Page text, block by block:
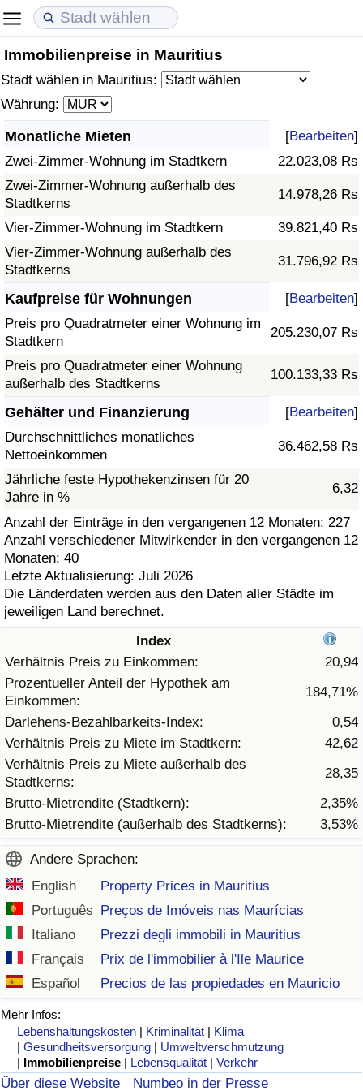
Immobilienpreise in Mauritius
Stadt wählen in Mauritius:
Währung:
Monatliche Mieten [Bearbeiten]
Zwei-Zimmer-Wohnung im Stadtkern
22.023,08 Rs
Zwei-Zimmer-Wohnung außerhalb des
Stadtkerns
14.978,26 Rs
Vier-Zimmer-Wohnung im Stadtkern
39.821,40 Rs
Vier-Zimmer-Wohnung außerhalb des
Stadtkerns
31.796,92 Rs
Kaufpreise für Wohnungen [Bearbeiten]
Preis pro Quadratmeter einer Wohnung im
Stadtkern
205.230,07 Rs
Preis pro Quadratmeter einer Wohnung
außerhalb des Stadtkerns
100.133,33 Rs
Gehälter und Finanzierung [Bearbeiten]
Durchschnittliches monatliches
Nettoeinkommen
36.462,58 Rs
Jährliche feste Hypothekenzinsen für 20
Jahre in %
6,32
Anzahl der Einträge in den vergangenen 12 Monaten: 227
Anzahl verschiedener Mitwirkender in den vergangenen 12
Monaten: 40
Letzte Aktualisierung: Juli 2026
Die Länderdaten werden aus den Daten aller Städte im
jeweiligen Land berechnet.
Index
Verhältnis Preis zu Einkommen:
20,94
Prozentueller Anteil der Hypothek am
Einkommen:
184,71%
Darlehens-Bezahlbarkeits-Index:
0,54
Verhältnis Preis zu Miete im Stadtkern:
42,62
Verhältnis Preis zu Miete außerhalb des
Stadtkerns:
28,35
Brutto-Mietrendite (Stadtkern):
2,35%
Brutto-Mietrendite (außerhalb des Stadtkerns):
3,53%
Andere Sprachen:
English
Property Prices in Mauritius
Português Preços de Imóveis nas Maurícias
Italiano
Prezzi degli immobili in Mauritius
Français
Prix de l'immobilier à l'Ile Maurice
Español
Precios de las propiedades en Mauricio
Mehr Infos:
Lebenshaltungskosten | Kriminalität | Klima
|Gesundheitsversorgung | Umweltverschmutzung
| Immobilienpreise | Lebensqualität |Verkehr
Über diese Website Numbeo in der Presse
Lebenshaltungskosten
Lebenshaltungskosten-Index (aktuell)
Lebenshaltungskosten-Index
Lebenshaltungskosten-Index nach Land
in Akaba
Immobilienpreise
Immobilienpreis-Index (aktuell)
Immobilienpreis-Index
Immobilienpreis-Index nach Land
Lebensqualität
Lebensqualität-Index
Lebensqualität-Index (aktuell)
Lebensqualitätsindex nach Land
Kriminalität
Kriminalitäts-Index (aktuell)
Kriminalitäts-Index
Kriminalitätsindex nach Land
Gesundheitsversorgung
Gesundheitsversorgungs-Index (aktuell)
Gesundheitsversorgungs-Index
Gesundheitsversorgungs-Index nach Land
Umweltverschmutzung
Umweltverschmutzungs-Index (aktuell)
Verschmutzungsindex
Umweltverschmutzungs-Index nach Land
Verkehr
Verkehrs-Index
Verkehrs-Index (aktuell)
Verkehrs-Index nach Land